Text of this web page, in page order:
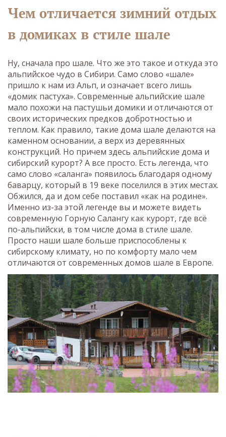
Чем отличается зимний отдых
в домиках в стиле шале
Ну, сначала про шале. Что же это такое и откуда это
альпийское чудо в Сибири. Само слово «шале»
пришло к нам из Альп, и означает всего лишь
«домик пастуха». Современные альпийские шале
мало похожи на пастушьи домики и отличаются от
своих исторических предков добротностью и
теплом. Как правило, такие дома шале делаются на
каменном основании, а верх из деревянных
конструкций. Но причем здесь альпийские дома и
сибирский курорт? А все просто. Есть легенда, что
само слово «саланга» появилось благодаря одному
баварцу, который в 19 веке поселился в этих местах.
Обжился, да и дом себе поставил «как на родине».
Именно из-за этой легенде вы и можете видеть
современную Горную Салангу как курорт, где всё
по-альпийски, в том числе дома в стиле шале.
Просто наши шале больше приспособлены к
сибирскому климату, но по комфорту мало чем
отличаются от современных домов шале в Европе.